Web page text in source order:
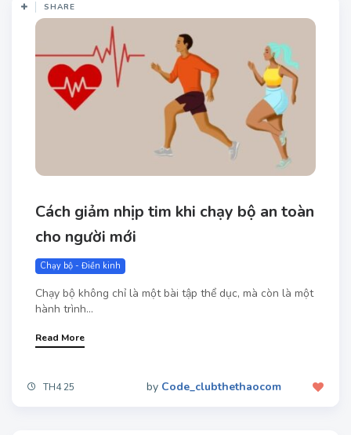
SHARE
Cách giảm nhịp tim khi chạy bộ​ an toàn
cho người mới
Chạy bộ - Điền kinh
Chạy bộ không chỉ là một bài tập thể dục, mà còn là một
hành trình...
Read More
TH4 25 by Code_clubthethaocom